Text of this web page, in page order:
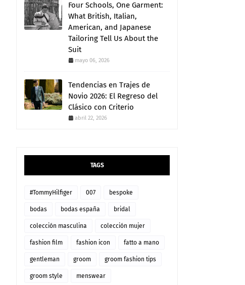
Four Schools, One Garment:
What British, Italian,
American, and Japanese
Tailoring Tell Us About the
Suit
mayo 06, 2026
Tendencias en Trajes de
Novio 2026: El Regreso del
Clásico con Criterio
abril 22, 2026
TAGS
#TommyHilfiger 007 bespoke
bodas bodas españa bridal
colección masculina colección mujer
fashion film fashion icon fatto a mano
gentleman groom groom fashion tips
groom style menswear